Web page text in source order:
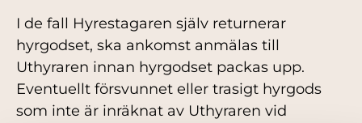
I de fall Hyrestagaren själv returnerar
hyrgodset, ska ankomst anmälas till
Uthyraren innan hyrgodset packas upp.
Eventuellt försvunnet eller trasigt hyrgods
som inte är inräknat av Uthyraren vid